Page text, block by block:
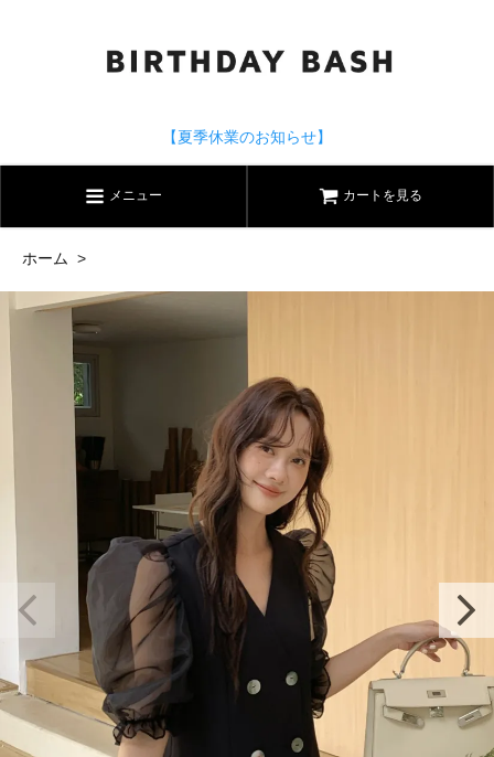
【夏季休業のお知らせ】
メニュー カートを見る
ホーム >